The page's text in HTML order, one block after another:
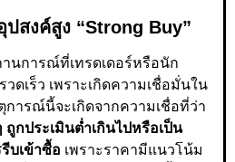
ปสงค์สูง “Strong Buy”
านการณ์ที่เทรดเดอร์หรือนัก
ดเร็ว เพราะเกิดความเชื่อมั่นใน
ารณ์นี้จะเกิดจากความเชื่อที่ว่า
กประเมินต่ำเกินไปหรือเป็น
บเข้าซื้อ เพราะราคามีแนวโน้ม